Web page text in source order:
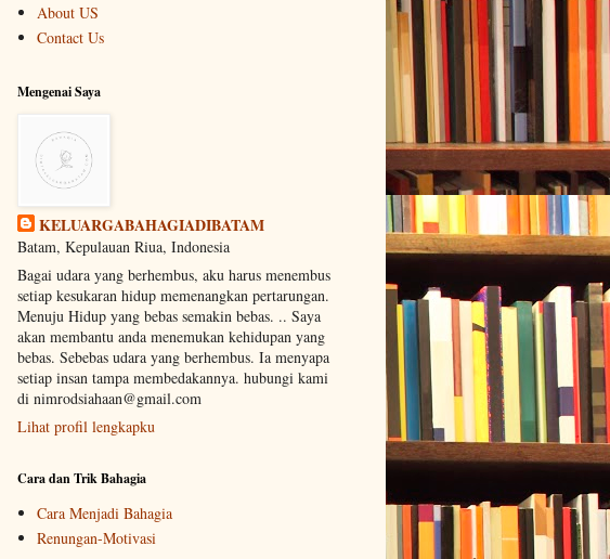
About US
Contact Us
Mengenai Saya
KELUARGABAHAGIADIBATAM
Batam, Kepulauan Riua, Indonesia
Bagai udara yang berhembus, aku harus menembus
setiap kesukaran hidup memenangkan pertarungan.
Menuju Hidup yang bebas semakin bebas. .. Saya
akan membantu anda menemukan kehidupan yang
bebas. Sebebas udara yang berhembus. Ia menyapa
setiap insan tampa membedakannya. hubungi kami
di nimrodsiahaan@gmail.com
Lihat profil lengkapku
Cara dan Trik Bahagia
Cara Menjadi Bahagia
Renungan-Motivasi